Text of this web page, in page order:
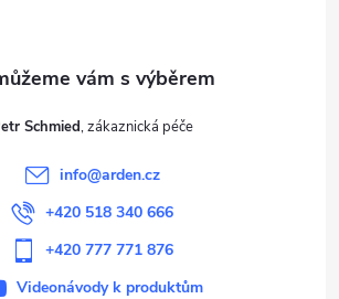
Schmied
info@arden.cz
+420 518 340 666
+420 777 771 876
Videonávody k produktům